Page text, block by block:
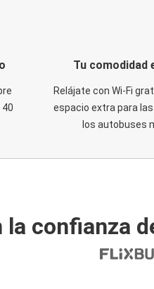
Tu comodidad
Relájate con Wi-Fi
espacio extra para
los autobuses
la confianza